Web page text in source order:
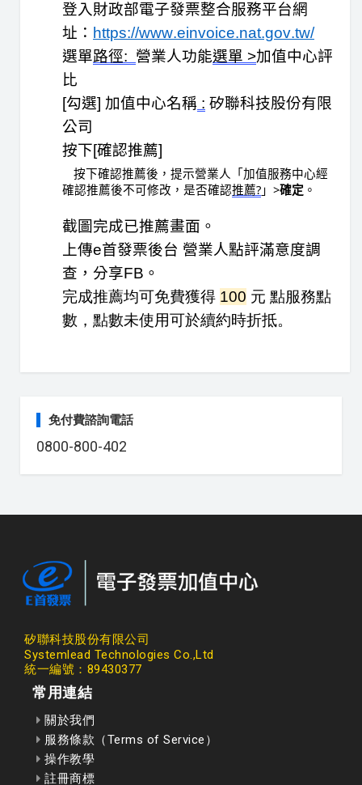
登入財政部電子發票整合服務平台網
址： https://www.einvoice.nat.gov.tw/
選單路徑: 營業人功能選單 >加值中心評
比
[勾選] 加值中心名稱 : 矽聯科技股份有限
公司
按下[確認推薦]
按下確認推薦後，提示營業人「加值服務中心經
確認推薦後不可修改，是否確認推薦? 」>確定 。
截圖完成已推薦畫面 。
上傳e首發票後台 營業人點評滿意度調
查，分享FB 。
完成推薦均可免費獲得 100 元 點服務點
數，點數未使用可於續約時折抵。
免付費諮詢電話
0800-800-402
矽聯科技股份有限公司
Systemlead Technologies Co.,Ltd
統一編號：89430377
常用連結
關於我們
服務條款（Terms of Service）
操作教學
註冊商標